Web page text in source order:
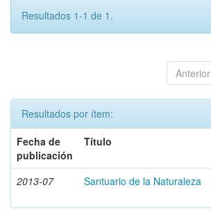
Resultados 1-1 de 1.
Anterior
Resultados por ítem:
Fecha de
publicación
Título
2013-07 Santuario de la Naturaleza